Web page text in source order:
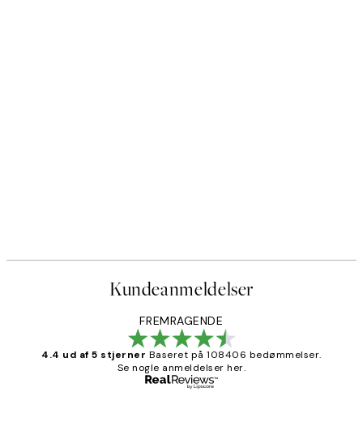
Kundeanmeldelser
FREMRAGENDE
4.4 ud af 5 stjerner Baseret på 108406 bedømmelser.
Se nogle anmeldelser her.